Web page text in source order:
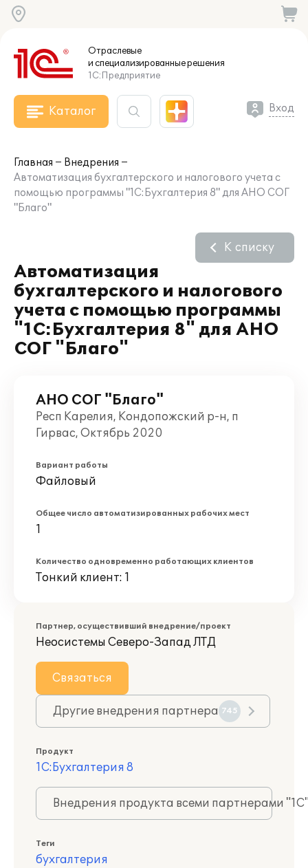
Отраслевые
и специализированныерешения
1С:Предприятие
Каталог Вход
Главная
Внедрения
Автоматизация бухгалтерского и налогового учета с
помощью программы "1С:Бухгалтерия 8" для АНО СОГ
"Благо"
Автоматизация
бухгалтерского и налогового
учета с помощью программы
"1С:Бухгалтерия 8" для АНО
СОГ "Благо"
К списку
АНО СОГ "Благо"
Респ Карелия, Кондопожский р-н, п
Гирвас, Октябрь 2020
Вариант работы
Файловый
Общее число автоматизированных рабочих мест
1
Количество одновременно работающих клиентов
Тонкий клиент: 1
Партнер, осуществивший внедрение/проект
Неосистемы Северо-Запад ЛТД
Связаться
Другие внедрения партнера 745
Продукт
1С:Бухгалтерия 8
Внедрения продукта всеми партнерами
Теги
бухгалтерия